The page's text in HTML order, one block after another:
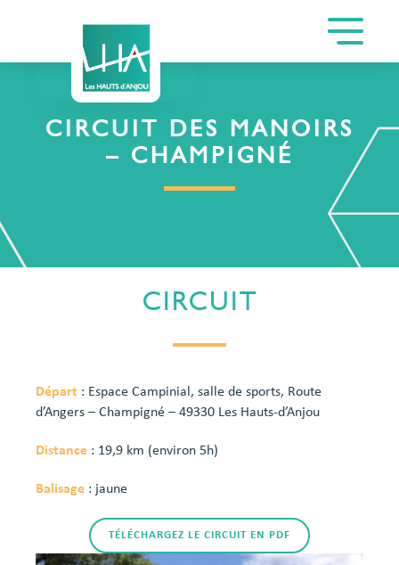
CIRCUIT DES MANOIRS
– CHAMPIGNÉ
CIRCUIT
Départ : Espace Campinial, salle de sports, Route
d’Angers – Champigné – 49330 Les Hauts-d’Anjou
Distance : 19,9 km (environ 5h)
Balisage : jaune
TÉLÉCHARGEZ LE CIRCUIT EN PDF